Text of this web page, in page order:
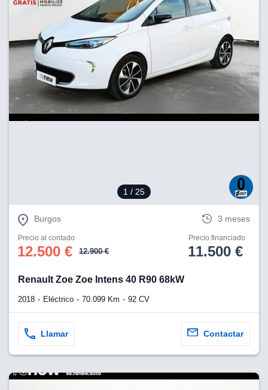
1 / 25
Burgos 3 meses
Precio al contado
12.500 € 12.900 €
Precio financiado
11.500 €
Renault Zoe Zoe Intens 40 R90 68kW
2018 Eléctrico 70.099 Km 92 CV
Llamar Contactar